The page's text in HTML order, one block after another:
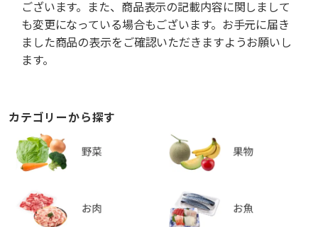
ございます。また、商品表示の記載内容に関しまして
も変更になっている場合もございます。お手元に届き
ました商品の表示をご確認いただきますようお願いし
ます。
カテゴリーから探す